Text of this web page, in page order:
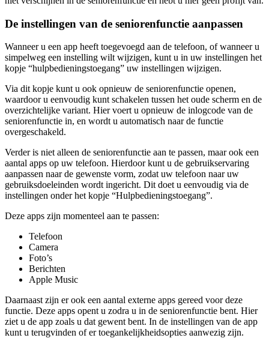
De instellingen van de seniorenfunctie aanpassen
Wanneer u een app heeft toegevoegd aan de telefoon, of wanneer u
simpelweg een instelling wilt wijzigen, kunt u in uw instellingen het
kopje “hulpbedieningstoegang” uw instellingen wijzigen.
Via dit kopje kunt u ook opnieuw de seniorenfunctie openen,
waardoor u eenvoudig kunt schakelen tussen het oude scherm en de
overzichtelijke variant. Hier voert u opnieuw de inlogcode van de
seniorenfunctie in, en wordt u automatisch naar de functie
overgeschakeld.
Verder is niet alleen de seniorenfunctie aan te passen, maar ook een
aantal apps op uw telefoon. Hierdoor kunt u de gebruikservaring
aanpassen naar de gewenste vorm, zodat uw telefoon naar uw
gebruiksdoeleinden wordt ingericht. Dit doet u eenvoudig via de
instellingen onder het kopje “Hulpbedieningstoegang”.
Deze apps zijn momenteel aan te passen:
Telefoon
Camera
Foto’s
Berichten
Apple Music
Daarnaast zijn er ook een aantal externe apps gereed voor deze
functie. Deze apps opent u zodra u in de seniorenfunctie bent. Hier
ziet u de app zoals u dat gewent bent. In de instellingen van de app
kunt u terugvinden of er toegankelijkheidsopties aanwezig zijn.